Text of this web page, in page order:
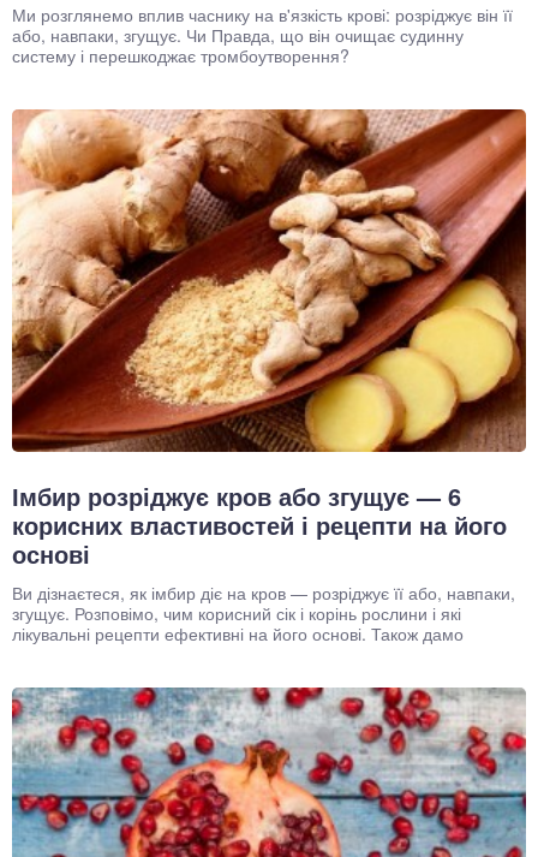
Ми розглянемо вплив часнику на в'язкість крові: розріджує він її
або, навпаки, згущує. Чи Правда, що він очищає судинну
систему і перешкоджає тромбоутворення?
Імбир розріджує кров або згущує — 6
корисних властивостей і рецепти на його
основі
Ви дізнаєтеся, як імбир діє на кров — розріджує її або, навпаки,
згущує. Розповімо, чим корисний сік і корінь рослини і які
лікувальні рецепти ефективні на його основі. Також дамо